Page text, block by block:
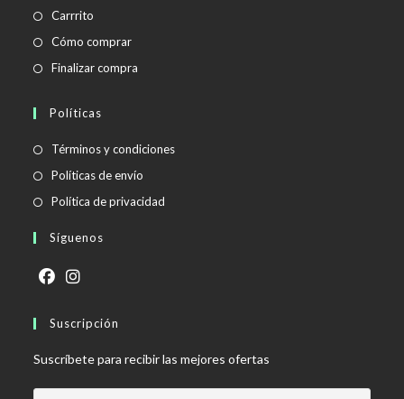
Carrrito
Cómo comprar
Finalizar compra
Políticas
Términos y condicionesSe
Políticas de envío
abre
Política de privacidad
Síguenos
abre
una
nueva
abre
una
nueva
Suscripción
Suscríbete para recibir las mejores ofertas